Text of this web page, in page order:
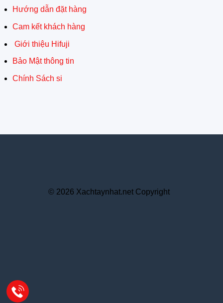
Hướng dẫn đặt hàng
Cam kết khách hàng
Giới thiệu Hifuji
Bảo Mật thông tin
Chính Sách si
© 2026 Xachtaynhat.net Copyright